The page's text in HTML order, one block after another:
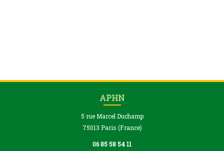
APHN
5 rue Marcel Duchamp
75013 Paris (France)
06 85 58 54 11